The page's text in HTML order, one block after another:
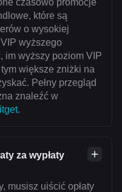
które są
o wysokiej
wyższego
im wyższy poziom VIP
większe zniżki na
Pełny przegląd
znaleźć w
.
za wypłaty
musisz uiścić opłaty